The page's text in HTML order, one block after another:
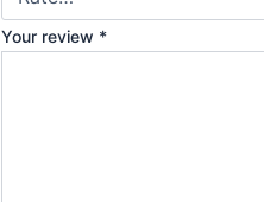
Your review *